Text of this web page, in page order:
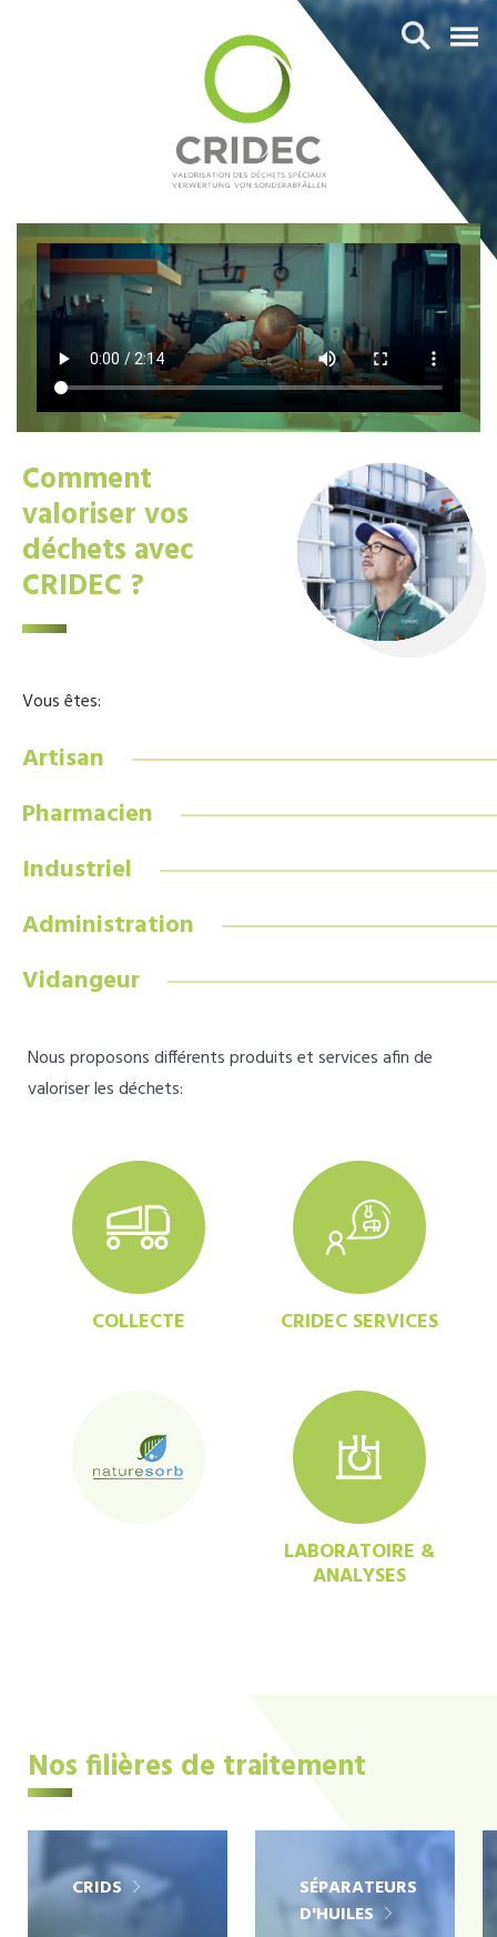
Comment
valoriser vos
déchets avec
CRIDEC ?
Vous êtes:
Artisan
Pharmacien
Industriel
Administration
Vidangeur
Nous proposons différents produits et services afin de
valoriser les déchets:
COLLECTE CRIDEC SERVICES
LABORATOIRE &
ANALYSES
Nos filières de traitement
CRIDS
SÉPARATEURS
D'HUILES